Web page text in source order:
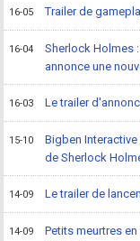
16-05 Trailer de
16-04
Sherlock Holmes
annonce une
16-03 Le trailer
15-10
Bigben
de Sherlock
14-09 Le trailer de
14-09
Petits meurtres